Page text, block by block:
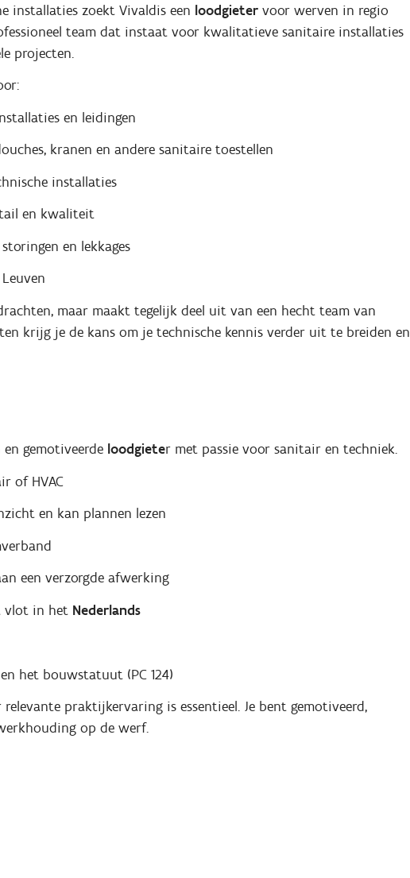
installaties zoekt Vivaldis een loodgieter voor werven in regio
team dat instaat voor kwalitatieve sanitaire installaties
projecten.
en leidingen
kranen en andere sanitaire toestellen
installaties
en kwaliteit
en lekkages
maar maakt tegelijk deel uit van een hecht team van
krijg je de kans om je technische kennis verder uit te breiden en
gemotiveerde loodgieter met passie voor sanitair en techniek.
of HVAC
en kan plannen lezen
een verzorgde afwerking
vlot in het Nederlands
het bouwstatuut (PC 124)
praktijkervaring is essentieel. Je bent gemotiveerd,
op de werf.